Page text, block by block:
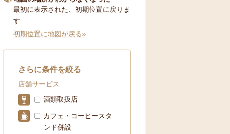
最初に表示された、初期位置に戻りま
す
初期位置に地図が戻る»
さらに条件を絞る
店舗サービス
酒類取扱店
カフェ・コーヒースタ
ンド併設